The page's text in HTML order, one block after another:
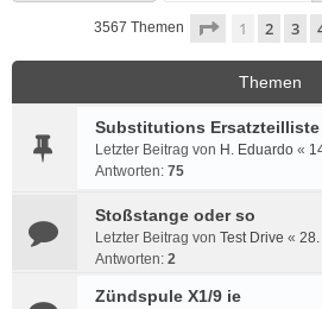
3567 Themen Seite 1von 72
1 2 3
Themen
Substitutions Ersatzteilliste
Letzter Beitrag von H. Eduardo «
Antworten: 75
Stoßstange oder so
Letzter Beitrag von Test Drive «
Antworten: 2
Zündspule X1/9 ie